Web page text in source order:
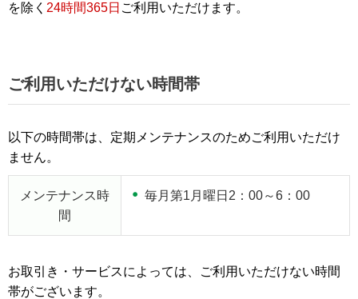
を除く 24時間365日 ご利用いただけます。
ご利用いただけない時間帯
以下の時間帯は、定期メンテナンスのためご利用いただけ
ません。
メンテナンス時
間
毎月第1月曜日2：00～6：00
お取引き・サービスによっては、ご利用いただけない時間
帯がございます。